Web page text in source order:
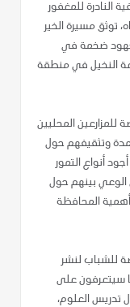
النادرة للمغفور
توثق مسيرة الخير
جهود ضخمة في
النخيل في منطقة
المحليين
وتثقيفهم حول
أنواع التمور
الوعي بينهم حول
المحافظة
للشباب لنشر
سيتعرفون على
تدريس العلوم،